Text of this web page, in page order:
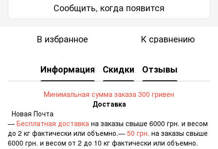
Сообщить, когда появится
В избранное К сравнению
Информация Скидки Отзывы
Минимальная сумма заказа 300 гривен
Доставка
Новая Почта
— Бесплатная доставка на заказы свыше 6000 грн. и весом
до 2 кг фактически или объемно.— 50 грн. на заказы свыше
6000 грн. и весом от 2 до 10 кг фактически или объемно.